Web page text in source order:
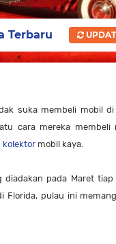
suka membeli mobil
cara mereka membeli
kolektor mobil kaya.
diadakan pada Maret
Florida, pulau ini
Terbaru